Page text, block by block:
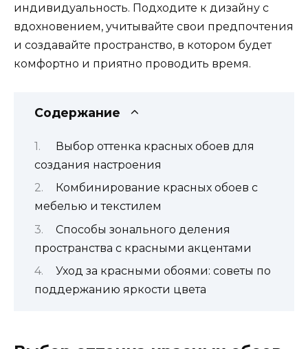
индивидуальность. Подходите к дизайну с
вдохновением, учитывайте свои предпочтения
и создавайте пространство, в котором будет
комфортно и приятно проводить время.
Содержание
Выбор оттенка красных обоев для
создания настроения
Комбинирование красных обоев с
мебелью и текстилем
Способы зонального деления
пространства с красными акцентами
Уход за красными обоями: советы по
поддержанию яркости цвета